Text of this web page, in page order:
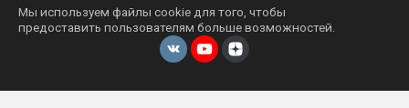
Мы используем файлы cookie для того, чтобы
предоставить пользователям больше возможностей.